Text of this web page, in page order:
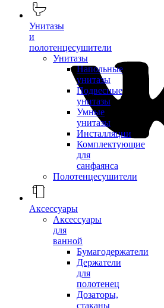
Унитазы
и
полотенцесушители
Унитазы
Напольные
унитазы
Подвесные
унитазы
Умные
унитазы
Инсталляции
Комплектующие
для
санфаянса
Полотенцесушители
Аксессуары
Аксессуары
для
ванной
Бумагодержатели
Держатели
для
полотенец
Дозаторы,
стаканы